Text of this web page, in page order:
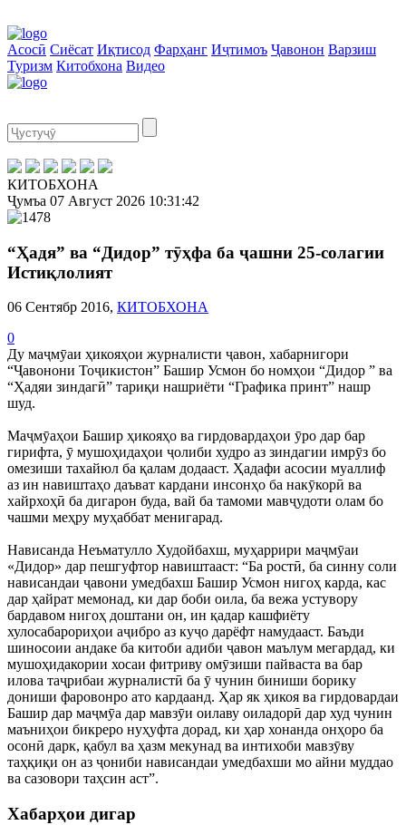
Асосӣ Сиёсат Иқтисод Фарҳанг Иҷтимоъ Ҷавонон Варзиш
Туризм Китобхона Видео
КИТОБХОНА
Ҷумъа 07 Август 2026 10:31:42
“Ҳадя” ва “Дидор” тӯҳфа ба ҷашни 25-солагии
Истиқлолият
06 Сентябр 2016, КИТОБХОНА
0
Ду маҷмӯаи ҳикояҳои журналисти ҷавон, хабарнигори
“Ҷавонони Тоҷикистон” Башир Усмон бо номҳои “Дидор ” ва
“Ҳадяи зиндагӣ” тариқи нашриёти “Графика принт” нашр
шуд.
Маҷмӯаҳои Башир ҳикояҳо ва гирдовардаҳои ӯро дар бар
гирифта, ӯ мушоҳидаҳои ҷолиби худро аз зиндагии имрӯз бо
омезиши тахайюл ба қалам додааст. Ҳадафи асосии муаллиф
аз ин навиштаҳо даъват кардани инсонҳо ба накӯкорӣ ва
хайрхоҳӣ ба дигарон буда, вай ба тамоми мавҷудоти олам бо
чашми меҳру муҳаббат менигарад.
Нависанда Неъматулло Худойбахш, муҳаррири маҷмӯаи
«Дидор» дар пешгуфтор навиштааст: “Ба ростӣ, ба синну соли
нависандаи ҷавони умедбахш Башир Усмон нигоҳ карда, кас
дар ҳайрат мемонад, ки дар боби оила, ба вежа устувору
бардавом нигоҳ доштани он, ин қадар кашфиёту
хулосабарориҳои аҷибро аз куҷо дарёфт намудааст. Баъди
шиносоии андаке ба китоби адиби ҷавон маълум мегардад, ки
мушоҳидакории хосаи фитриву омӯзиши пайваста ва бар
илова таҷрибаи журналистӣ ба ӯ чунин биниши борику
дониши фаровонро ато кардаанд. Ҳар як ҳикоя ва гирдовардаи
Башир дар маҷмӯа дар мавзӯи оилаву оиладорӣ дар худ чунин
маъниҳои бикреро нуҳуфта дорад, ки ҳар хонанда онҳоро ба
осонӣ дарк, қабул ва ҳазм мекунад ва интихоби мавзӯву
таҳқиқи он аз ҷониби нависандаи умедбахши мо айни муддао
ва сазовори таҳсин аст”.
Хабарҳои дигар